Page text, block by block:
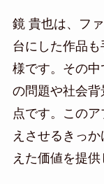
鏡 貴也は、フ
台にした作品
様です。その
の問題や社会
点です。この
えさせるきっ
えた価値を提供